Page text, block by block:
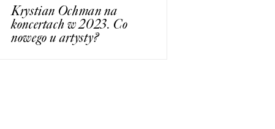
Krystian Ochman na
koncertach w 2023. Co
nowego u artysty?